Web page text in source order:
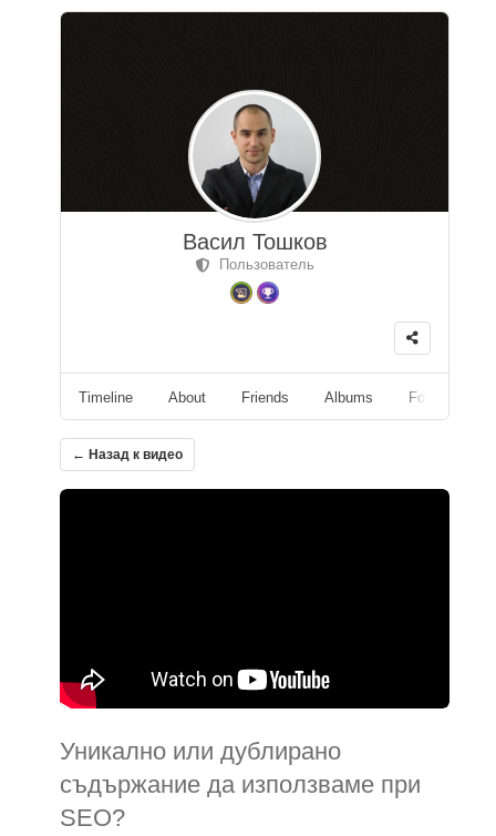
Васил Тошков
Пользователь
Timeline About Friends Albums Followers
← Назад к видео
Уникално или дублирано
съдържание да използваме при
SEO?